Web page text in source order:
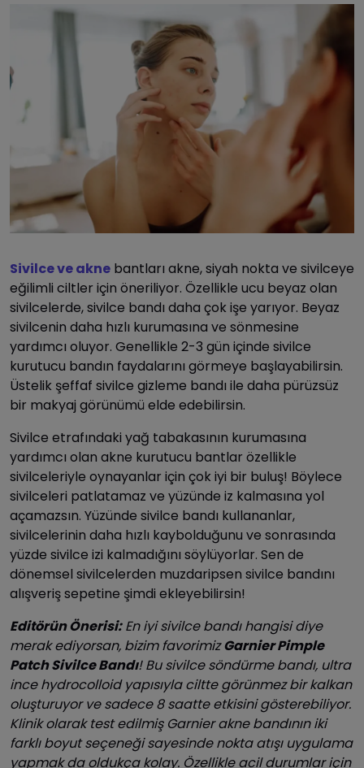
Sivilce ve akne bantları akne, siyah nokta ve sivilceye
eğilimli ciltler için öneriliyor. Özellikle ucu beyaz olan
sivilcelerde, sivilce bandı daha çok işe yarıyor. Beyaz
sivilcenin daha hızlı kurumasına ve sönmesine
yardımcı oluyor. Genellikle 2-3 gün içinde sivilce
kurutucu bandın faydalarını görmeye başlayabilirsin.
Üstelik şeffaf sivilce gizleme bandı ile daha pürüzsüz
bir makyaj görünümü elde edebilirsin.
Sivilce etrafındaki yağ tabakasının kurumasına
yardımcı olan akne kurutucu bantlar özellikle
sivilceleriyle oynayanlar için çok iyi bir buluş! Böylece
sivilceleri patlatamaz ve yüzünde iz kalmasına yol
açamazsın. Yüzünde sivilce bandı kullananlar,
sivilcelerinin daha hızlı kaybolduğunu ve sonrasında
yüzde sivilce izi kalmadığını söylüyorlar. Sen de
dönemsel sivilcelerden muzdaripsen sivilce bandını
alışveriş sepetine şimdi ekleyebilirsin!
Editörün Önerisi: En iyi sivilce bandı hangisi diye
merak ediyorsan, bizim favorimizGarnier Pimple
Patch Sivilce Bandı! Bu sivilce söndürme bandı, ultra
ince hydrocolloid yapısıyla ciltte görünmez bir kalkan
oluşturuyor ve sadece 8 saatte etkisini gösterebiliyor.
Klinik olarak test edilmiş Garnier akne bandının iki
farklı boyut seçeneği sayesinde nokta atışı uygulama
yapmak da oldukça kolay. Özellikle acil durumlar için